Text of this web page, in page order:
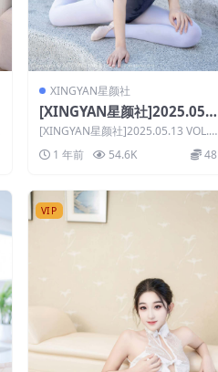
XINGYAN星颜社
[XINGYAN星颜社]2025.05.1
3 VOL.345 星冉
[XINGYAN星颜社]2025.05.13 VOL.3
1 年前 54.6K 48
VIP